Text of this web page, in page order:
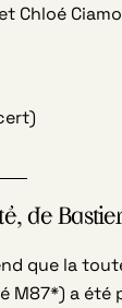
Chloé
de
que la
M87*) a été